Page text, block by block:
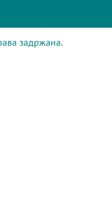
задржана.